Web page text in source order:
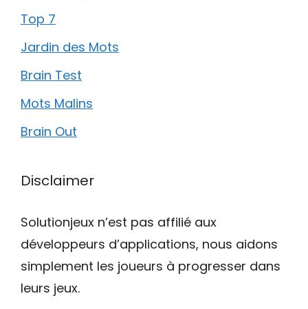
Top 7
Jardin des Mots
Brain Test
Mots Malins
Brain Out
Disclaimer
Solutionjeux n’est pas affilié aux
développeurs d’applications, nous aidons
simplement les joueurs à progresser dans
leurs jeux.